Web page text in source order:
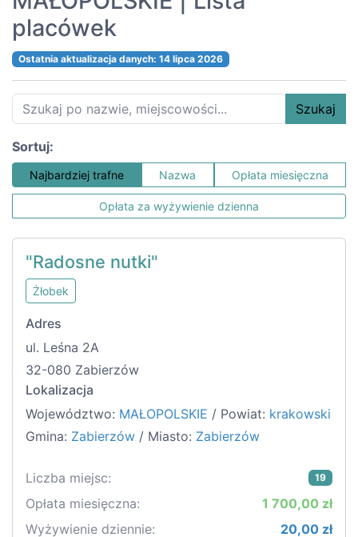
placówek
Ostatnia aktualizacja danych: 14 lipca 2026
Szukaj
Sortuj:
Najbardziej trafne Nazwa Opłata miesięczna
Opłata za wyżywienie dzienna
"Radosne nutki"
Żłobek
Adres
ul. Leśna 2A
32-080 Zabierzów
Lokalizacja
Województwo: MAŁOPOLSKIE / Powiat: krakowski
Gmina: Zabierzów / Miasto: Zabierzów
Liczba miejsc: 19
Opłata miesięczna:
1 700,00 zł
Wyżywienie dziennie:
20,00 zł